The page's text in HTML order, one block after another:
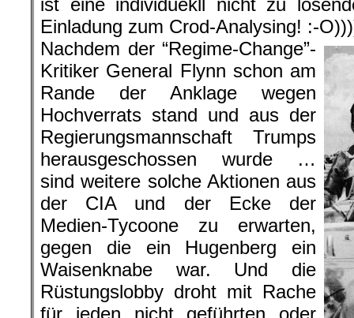
ist eine individuekll nicht zu
Einladung zum Crod-Analysing! :-O
Nachdem der “Regime-Change”-
Kritiker General Flynn schon am
Rande der Anklage wegen
Hochverrats stand und aus der
Regierungsmannschaft Trumps
herausgeschossen wurde …
sind weitere solche Aktionen aus
der CIA und der Ecke der
Medien-Tycoone zu erwarten,
gegen die ein Hugenberg ein
Waisenknabe war. Und die
Rüstungslobby droht mit Rache
für jeden nicht geführten oder